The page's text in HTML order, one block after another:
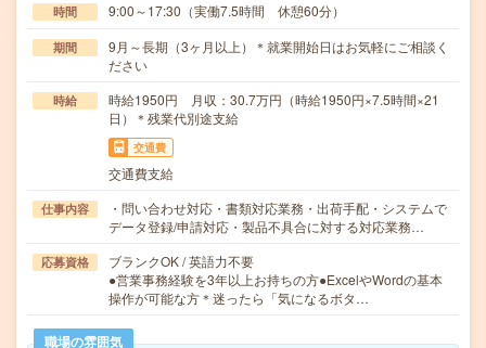
時間 9:00～17:30（実働7.5時間 休憩60分）
期間
9月～長期（3ヶ月以上）＊就業開始日はお気軽にご相談く
ださい
時給
時給1950円 月収：30.7万円（時給1950円×7.5時間×21
日）＊残業代別途支給
交通費
交通費支給
仕事内容
・問い合わせ対応・書類対応業務・出荷手配・システムで
データ登録/申請対応・製品不具合に対する対応業務…
応募資格
ブランクOK / 英語力不要
●営業事務経験を3年以上お持ちの方●ExcelやWordの基本
操作が可能な方＊迷ったら「気になるボタ…
職場の雰囲気